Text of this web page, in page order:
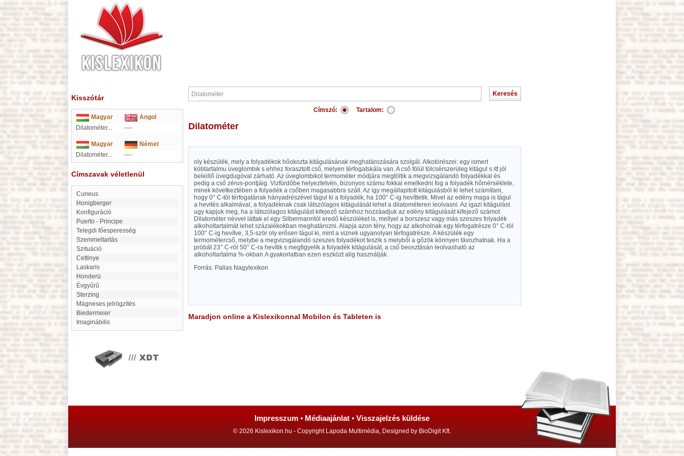
Kisszótár
Magyar
Angol
Dilatométer...
----
Magyar
Német
Dilatométer...
----
Címszavak véletlenül
Cuneus
Honigberger
konfiguráció
Puerto - Principe
Telegdi főesperesség
Szemmeltartás
szituáció
Cettinye
Laskaris
Honderü
Évgyűrű
Sterzing
mágneses jelrögzítés
Biedermeier
imaginábilis
Címszó: Tartalom:
Dilatométer
oly készülék, mely a folyadékok hőokozta kitágulásának meghatározására szolgál. Alkotórészei: egy ismert
köbtartalmu üveglombik s ehhez forasztott cső, melyen térfogatskála van. A cső fölül tölcsérszerüleg kitágul s itt jól
beleillő üvegdugóval zárható. Az üveglombikot termométer módjára megtöltik a megvizsgálandó folyadékkal és
pedig a cső zérus-pontjáig. Vizfürdőbe helyeztetvén, bizonyos számu fokkal emelkedni fog a folyadék hőmérséklete,
minek következtében a folyadék a csőben magasabbra száll. Az igy megállapitott kitágulásból ki lehet számítani,
hogy 0° C-tól térfogatának hányadrészével tágul ki a folyadék, ha 100° C-ig hevíttetik. Mivel az edény maga is tágul
a hevités alkalmával, a folyadéknak csak látszólagos kitágulását lehet a dilatométeren leolvasni. Az igazi kitágulást
ugy kapjuk meg, ha a látszólagos kitágulást kifejező számhoz hozzáadjuk az edény kitágulását kifejező számot.
Dilatométer névvel láttak el egy Silbermanntól eredő készüléket is, mellyel a borszesz vagy más szeszes folyadék
alkoholtartalmát lehet százalékokban meghatározni. Alapja azon tény, hogy az alkoholnak egy térfogatrésze 0° C-tól
100° C-ig hevítve, 3,5-ször oly erősen tágul ki, mint a viznek ugyanolyan térfogatrésze. A készülék egy
termométercső, melybe a megvizsgálandó szeszes folyadékot teszik s melyből a gőzök könnyen távozhatnak. Ha a
próbát 23° C-ról 50° C-ra hevítik s megfigyelik a folyadék kitágulását, a cső beosztásán leolvasható az
alkoholtartalma %-okban.A gyakorlatban ezen eszközt alig használják.
Forrás: Pallas Nagylexikon
Maradjon online a Kislexikonnal Mobilon és Tableten is
Impresszum • Médiaajánlat • Visszajelzés küldése
© 2026 Kislexikon.hu - Copyright Lapoda Multimédia, Designed by BioDigit Kft.